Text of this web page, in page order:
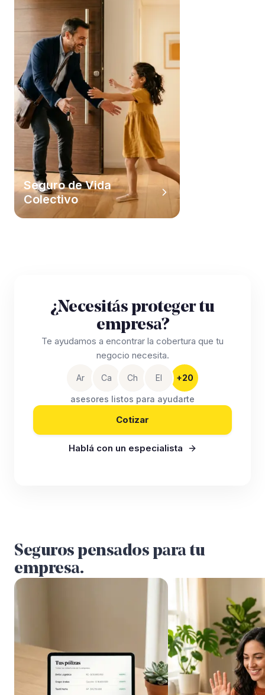
Seguro de Vida
Colectivo
¿Necesitás proteger tu
empresa?
Te ayudamos a encontrar la cobertura que tu
negocio necesita.
Ar Ca Ch El +20
asesores listos para ayudarte
Cotizar
Hablá con un especialista
Seguros pensados para tu
empresa.